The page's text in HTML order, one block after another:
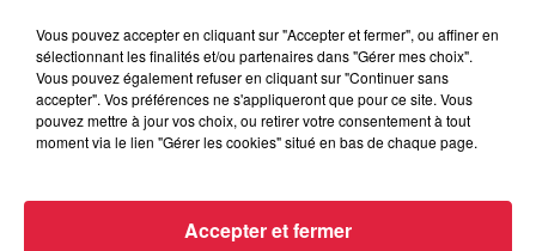
Tags antisémites à Strasbourg :
Catherine Trautmann réagit
À découvrir également
Vous pouvez accepter en cliquant sur "Accepter et fermer", ou affiner en
sélectionnant les finalités et/ou partenaires dans "Gérer mes choix".
Vous pouvez également refuser en cliquant sur "Continuer sans
accepter". Vos préférences ne s'appliqueront que pour ce site. Vous
pouvez mettre à jour vos choix, ou retirer votre consentement à tout
moment via le lien "Gérer les cookies" situé en bas de chaque page.
Accepter et fermer